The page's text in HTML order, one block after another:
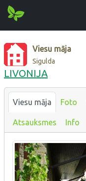
Viesu māja
Sigulda
LIVONIJA
Viesu māja Foto
Atsauksmes Info